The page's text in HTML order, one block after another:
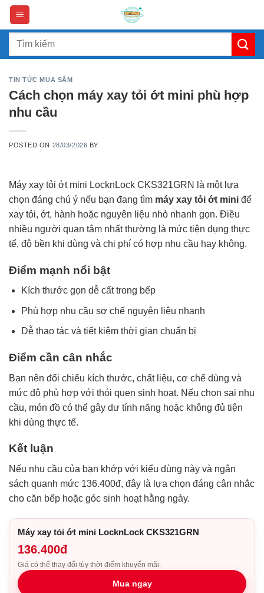
Skip
content
Search
TIN TỨC MUA SẮM
Cách chọn máy xay tỏi ớt mini phù hợp
nhu cầu
POSTED ON 28/03/2026 BY
Máy xay tỏi ớt mini LocknLock CKS321GRN là một lựa
chọn đáng chú ý nếu bạn đang tìm máy xay tỏi ớt mini để
xay tỏi, ớt, hành hoặc nguyên liệu nhỏ nhanh gọn. Điều
nhiều người quan tâm nhất thường là mức tiện dụng thực
tế, độ bền khi dùng và chi phí có hợp nhu cầu hay không.
Điểm mạnh nổi bật
Kích thước gọn dễ cất trong bếp
Phù hợp nhu cầu sơ chế nguyên liệu nhanh
Dễ thao tác và tiết kiệm thời gian chuẩn bị
Điểm cần cân nhắc
Bạn nên đối chiếu kích thước, chất liệu, cơ chế dùng và
mức độ phù hợp với thói quen sinh hoạt. Nếu chọn sai nhu
cầu, món đồ có thể gây dư tính năng hoặc không đủ tiện
khi dùng thực tế.
Kết luận
Nếu nhu cầu của bạn khớp với kiểu dùng này và ngân
sách quanh mức 136.400đ, đây là lựa chọn đáng cân nhắc
cho căn bếp hoặc góc sinh hoạt hằng ngày.
Máy xay tỏi ớt mini LocknLock CKS321GRN
136.400đ
Giá có thể thay đổi tùy thời điểm khuyến mãi.
Mua ngay